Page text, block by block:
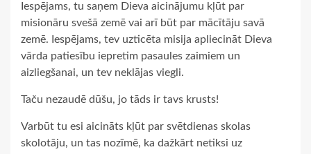
Iespējams, tu saņem Dieva aicinājumu kļūt par
misionāru svešā zemē vai arī būt par mācītāju savā
zemē. Iespējams, tev uzticēta misija apliecināt Dieva
vārda patiesību iepretim pasaules zaimiem un
aizliegšanai, un tev neklājas viegli.
Taču nezaudē dūšu, jo tāds ir tavs krusts!
Varbūt tu esi aicināts kļūt par svētdienas skolas
skolotāju, un tas nozīmē, ka dažkārt netiksi uz